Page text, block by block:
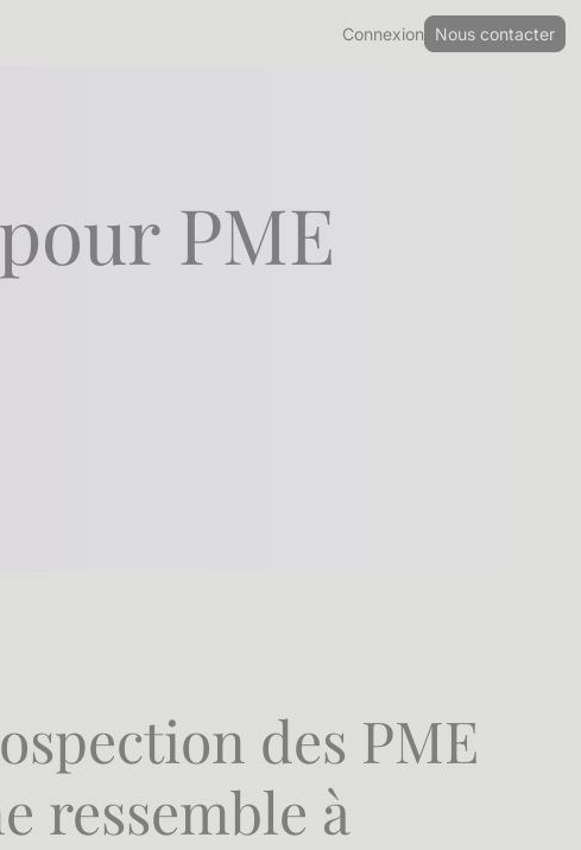
Connexion Nous contacter
PME
des PME
ressemble à